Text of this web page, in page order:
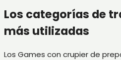
Los categorías de
más utilizadas
Los Games con crupier de